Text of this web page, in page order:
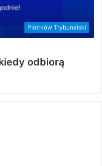
Piotrków Trybunalski
odbiorą